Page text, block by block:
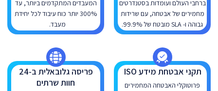
ברחבי העולם ועומדות בסטנדרטים
מחמירים של אבטחה, עם שרידות
גבוהה ו- SLA מובטח של 99.9%.
המעבדים המתקדמים ביותר, עד
300% יותר כוח עיבוד לכל יחידת
מעבד.
תקני אבטחת מידע ISO
פרוטוקלי האבטחה המחמירים
פריסה גלובאלית ב-24
חוות שרתים